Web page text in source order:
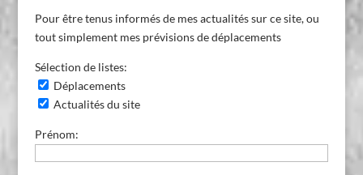
Pour être tenus informés de mes actualités sur ce site, ou
tout simplement mes prévisions de déplacements
Sélection de listes:
Déplacements
Actualités du site
Prénom: